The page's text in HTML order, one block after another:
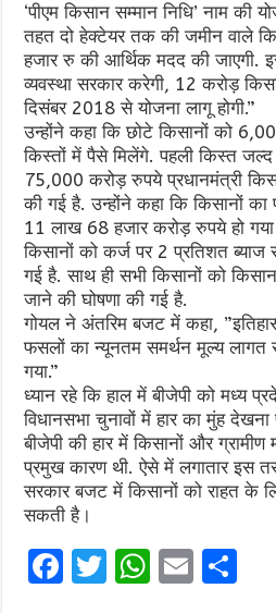
‘पीएम किसान सम्मान निधि’ नाम की
तहत दो हेक्टेयर तक की जमीन वाले
हजार रु की आर्थिक मदद की
व्यवस्था सरकार करेगी, 12 करोड़
दिसंबर 2018 से योजना लागू होगी.”
उन्होंने कहा कि छोटे किसानों को
किस्तों में पैसे मिलेंगे. पहली किस्त
75,000 करोड़ रुपये प्रधानमंत्री
की गई है. उन्होंने कहा कि किसानों
11 लाख 68 हजार करोड़ रुपये हो
किसानों को कर्ज पर 2 प्रतिशत ब्याज
गई है. साथ ही सभी किसानों को
जाने की घोषणा की गई है.
गोयल ने अंतरिम बजट में कहा,
फसलों का न्यूनतम समर्थन मूल्य लागत
गया.”
ध्यान रहे कि हाल में बीजेपी को मध्य
विधानसभा चुनावों में हार का मुंह देखना
बीजेपी की हार में किसानों और ग्रामीण
प्रमुख कारण थी. ऐसे में लगातार इस
सरकार बजट में किसानों को राहत के
सकती है।
F
T
W E